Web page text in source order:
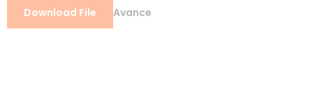
Download File Avance